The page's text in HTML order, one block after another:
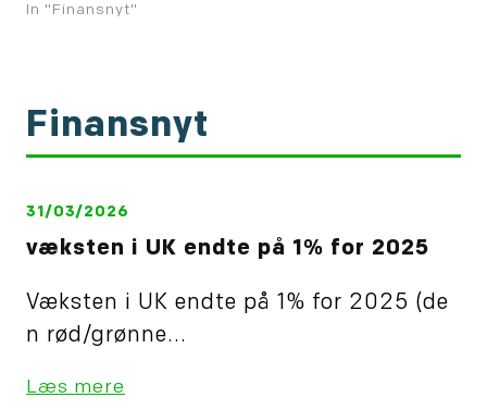
In "Finansnyt"
Finansnyt
31/03/2026
væksten i UK endte på 1% for 2025
Væksten i UK endte på 1% for 2025 (de
n rød/grønne...
Læs mere